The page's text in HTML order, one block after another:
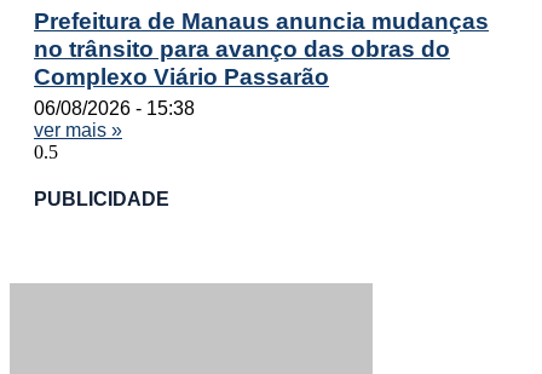
Prefeitura de Manaus anuncia mudanças
no trânsito para avanço das obras do
Complexo Viário Passarão
06/08/2026
15:38
ver mais »
PUBLICIDADE